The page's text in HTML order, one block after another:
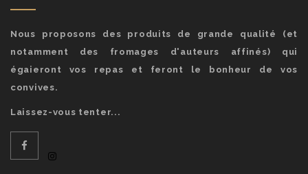
Nous proposons des produits de grande qualité (et
notamment des fromages d'auteurs affinés) qui
égaieront vos repas et feront le bonheur de vos
convives.
Laissez-vous tenter...